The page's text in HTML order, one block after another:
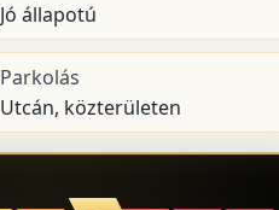
Jó állapotú
Parkolás
Utcán, közterületen